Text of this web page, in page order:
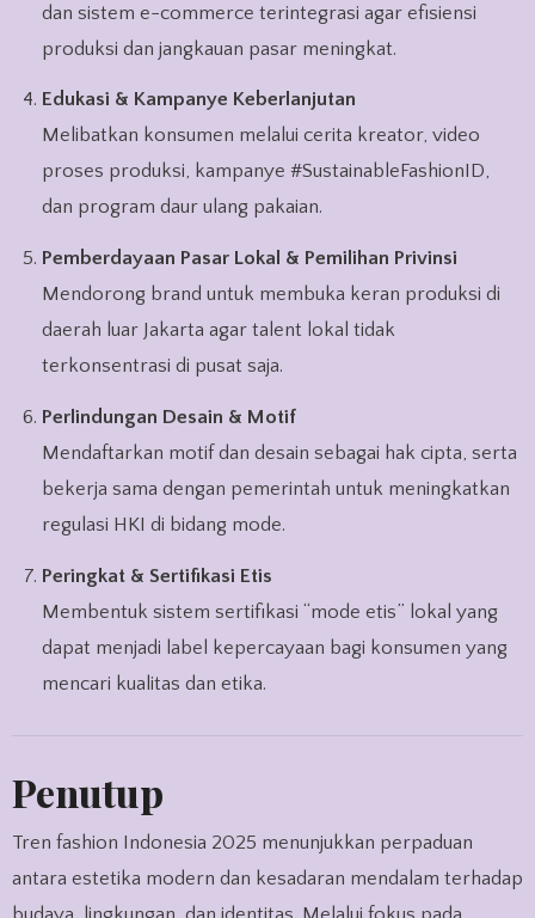
dan sistem e-commerce terintegrasi agar efisiensi
produksi dan jangkauan pasar meningkat.
Edukasi & Kampanye Keberlanjutan
Melibatkan konsumen melalui cerita kreator, video
proses produksi, kampanye #SustainableFashionID,
dan program daur ulang pakaian.
Pemberdayaan Pasar Lokal & Pemilihan Privinsi
Mendorong brand untuk membuka keran produksi di
daerah luar Jakarta agar talent lokal tidak
terkonsentrasi di pusat saja.
Perlindungan Desain & Motif
Mendaftarkan motif dan desain sebagai hak cipta, serta
bekerja sama dengan pemerintah untuk meningkatkan
regulasi HKI di bidang mode.
Peringkat & Sertifikasi Etis
Membentuk sistem sertifikasi “mode etis” lokal yang
dapat menjadi label kepercayaan bagi konsumen yang
mencari kualitas dan etika.
Penutup
Tren fashion Indonesia 2025 menunjukkan perpaduan
antara estetika modern dan kesadaran mendalam terhadap